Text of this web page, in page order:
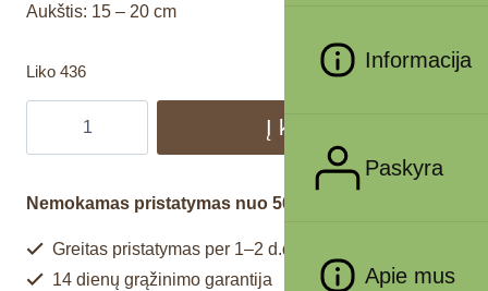
Informacija
Paskyra
Apie mus
Aukštis: 15 – 20 cm
Liko 436
Į krepšelį
Nemokamas pristatymas nuo 50€
Greitas pristatymas per 1–2 d.d.
14 dienų grąžinimo garantija